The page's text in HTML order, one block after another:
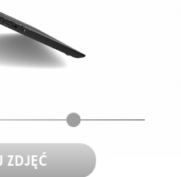
ZDJĘĆ